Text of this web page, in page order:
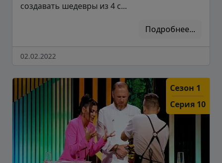
создавать шедевры из 4 с...
Подробнее...
02.02.2022
Сезон 1
Серия 10